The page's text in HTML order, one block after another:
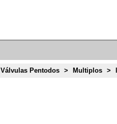
Válvulas Pentodos > Multiplos >